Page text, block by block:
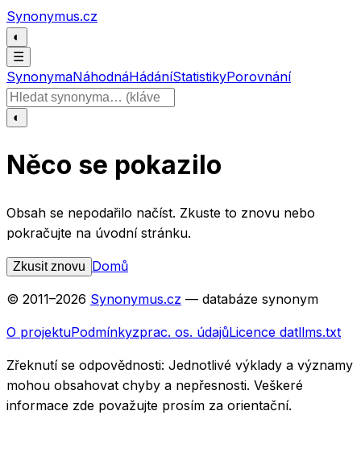
Přeskočit na obsah
Synonymus.cz
◐
☰
SynonymaNáhodnáHádáníStatistikyPorovnání
Hledat slovo
◐
Něco se pokazilo
Obsah se nepodařilo načíst. Zkuste to znovu nebo
pokračujte na úvodní stránku.
Zkusit znovu Domů
© 2011–2026 Synonymus.cz — databáze synonym
O projektuPodmínkyzprac. os. údajůLicence datllms.txt
Zřeknutí se odpovědnosti: Jednotlivé výklady a významy
mohou obsahovat chyby a nepřesnosti. Veškeré
informace zde považujte prosím za orientační.